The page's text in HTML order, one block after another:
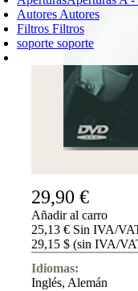
Autores Autores
Filtros Filtros
soporte soporte
29,90 €
Añadir al carro
25,13 € Sin IVA/
29,15 $ (sin IVA/
Idiomas:
Inglés, Alemán